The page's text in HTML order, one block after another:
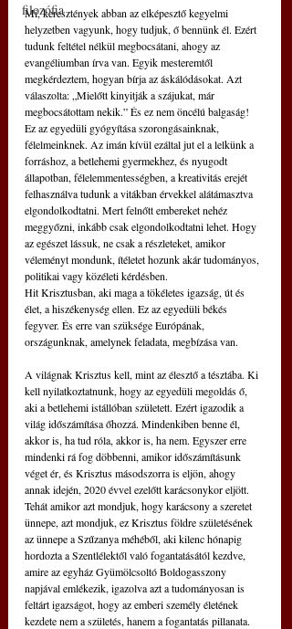
filozófia
Mi, keresztények abban az elképesztő kegyelmi
helyzetben vagyunk, hogy tudjuk, ő bennünk él. Ezért
tudunk feltétel nélkül megbocsátani, ahogy az
evangéliumban írva van. Egyik mesteremtől
megkérdeztem, hogyan bírja az áskálódásokat. Azt
válaszolta: „Mielőtt kinyitják a szájukat, már
megbocsátottam nekik.” És ez nem öncélú balgaság!
Ez az egyedüli gyógyítása szorongásainknak,
félelmeinknek. Az imán kívül ezáltal jut el a lelkünk a
forráshoz, a betlehemi gyermekhez, és nyugodt
állapotban, félelemmentességben, a kreativitás erejét
felhasználva tudunk a vitákban érvekkel alátámasztva
elgondolkodtatni. Mert felnőtt embereket nehéz
meggyőzni, inkább csak elgondolkodtatni lehet. Hogy
az egészet lássuk, ne csak a részleteket, amikor
véleményt mondunk, ítéletet hozunk akár tudományos,
politikai vagy közéleti kérdésben.
Hit Krisztusban, aki maga a tökéletes igazság, út és
élet, a hiszékenység ellen. Ez az egyedüli békés
fegyver. És erre van szüksége Európának,
országunknak, amelynek feladata, megbízása van.
A világnak Krisztus kell, mint az élesztő a tésztába. Ki
kell nyilatkoztatnunk, hogy az egyedüli megoldás ő,
aki a betlehemi istállóban született. Ezért igazodik a
világ időszámítása őhozzá. Mindenkiben benne él,
akkor is, ha tud róla, akkor is, ha nem. Egyszer erre
mindenki rá fog döbbenni, amikor időszámításunk
véget ér, és Krisztus másodszorra is eljön, ahogy
annak idején, 2020 évvel ezelőtt karácsonykor eljött.
Tehát amikor azt mondjuk, hogy karácsony a szeretet
ünnepe, azt mondjuk, ez Krisztus földre születésének
az ünnepe a Szűzanya méhéből, aki kilenc hónapig
hordozta a Szentlélektől való fogantatásától kezdve,
amire az egyház Gyümölcsoltó Boldogasszony
napjával emlékezik, igazolva azt a tudományosan is
feltárt igazságot, hogy az emberi személy életének
kezdete nem a születés, hanem a fogantatás pillanata.